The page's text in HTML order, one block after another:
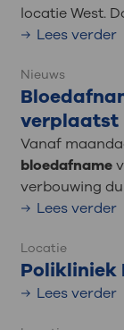
locatie West.
Lees verder
Nieuws
verplaatst
Vanaf
bloedafname
verbouwing
Lees verder
Locatie
Polikliniek
Lees verder